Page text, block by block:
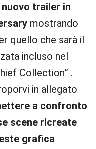
nuovo trailer in
mostrando
quello che sarà il
incluso nel
Collection” .
in allegato
a confronto
scene ricreate
grafica